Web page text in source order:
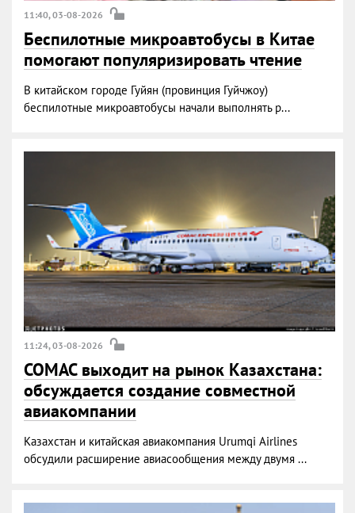
11:40, 03-08-2026
Беспилотные микроавтобусы в Китае
помогают популяризировать чтение
В китайском городе Гуйян (провинция Гуйчжоу)
беспилотные микроавтобусы начали выполнять р...
11:24, 03-08-2026
COMAC выходит на рынок Казахстана:
обсуждается создание совместной
авиакомпании
Казахстан и китайская авиакомпания Urumqi Airlines
обсудили расширение авиасообщения между двумя ...